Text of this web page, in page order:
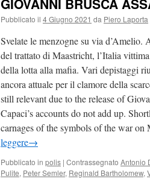
GIOVANNI BRUSCA
Pubblicato il 4 Giugno 2021 da Piero Laporta
Svelate le menzogne su via
del trattato di Maastricht, l’Italia
della lotta alla mafia. Vari depistaggi
ancora attuale per il clamore della
still relevant due to the release of
Capaci’s accounts do not add up.
carnages of the symbols of the war
leggere→
Pubblicato in polis | Contrassegnato Antonio
Pulite, Peter Semler, Reginald Bartholomew,